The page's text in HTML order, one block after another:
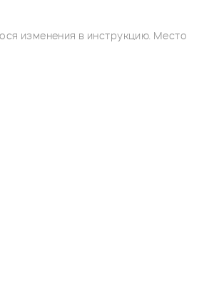
изменения в инструкцию. Место